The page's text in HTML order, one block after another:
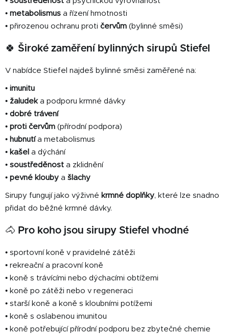
• metabolismus a řízení hmotnosti
• přirozenou ochranu proti červům (bylinné směsi)
🍀 Široké zaměření bylinných sirupů Stiefel
V nabídce Stiefel najdeš bylinné směsi zaměřené na:
• imunitu
• žaludeka podporu krmné dávky
• dobré trávení
• proti červům (přírodní podpora)
• hubnutía metabolismus
• kašel a dýchání
• soustředěnost a zklidnění
• pevné klouby a šlachy
Sirupy fungují jako výživné krmné doplňky, které lze snadno
přidat do běžné krmné dávky.
🐴 Pro koho jsou sirupy Stiefel vhodné
• sportovní koně v pravidelné zátěži
• rekreační a pracovní koně
• koně s trávícími nebo dýchacími obtížemi
• koně po zátěži nebo v regeneraci
• starší koně a koně s kloubními potížemi
• koně s oslabenou imunitou
• koně potřebující přírodní podporu bez zbytečné chemie